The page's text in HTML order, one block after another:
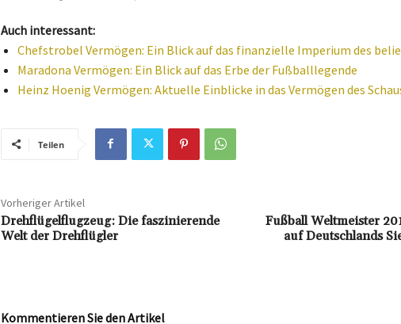
Auch interessant:
Chefstrobel Vermögen: Ein Blick auf das finanzielle Imperium des
Maradona Vermögen: Ein Blick auf das Erbe der Fußballlegende
Heinz Hoenig Vermögen: Aktuelle Einblicke in das Vermögen des
Teilen
Vorheriger Artikel
Drehflügelflugzeug: Die faszinierende
Welt der Drehflügler
Fußball Weltmeister
auf Deutschlands
Kommentieren Sie den Artikel